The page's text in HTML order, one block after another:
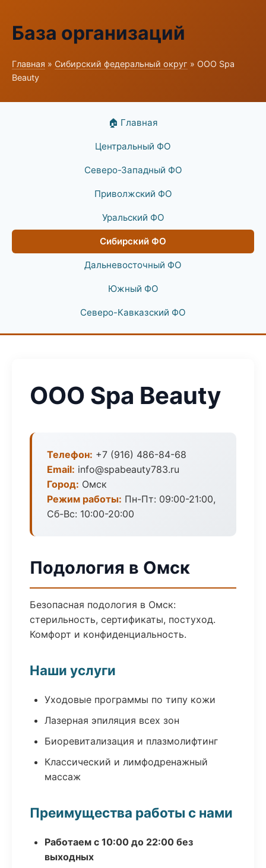
База организаций
Главная » Сибирский федеральный округ » ООО Spa
Beauty
🏠 Главная
Центральный ФО
Северо-Западный ФО
Приволжский ФО
Уральский ФО
Сибирский ФО
Дальневосточный ФО
Южный ФО
Северо-Кавказский ФО
ООО Spa Beauty
Телефон: +7 (916) 486-84-68
Email: info@spabeauty783.ru
Город: Омск
Режим работы: Пн-Пт: 09:00-21:00,
Сб-Вс: 10:00-20:00
Подология в Омск
Безопасная подология в Омск:
стерильность, сертификаты, постуход.
Комфорт и конфиденциальность.
Наши услуги
Уходовые программы по типу кожи
Лазерная эпиляция всех зон
Биоревитализация и плазмолифтинг
Классический и лимфодренажный
массаж
Преимущества работы с нами
Работаем с 10:00 до 22:00 без
выходных